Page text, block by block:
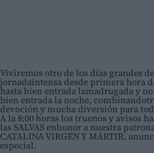
Viviremos otro de los días grandes
jornadaintensa desde primera hora
hasta bien entrada lamadrugada y
bien entrada la noche,
devoción y mucha diversión para
A la 8:00 horas los truenos y avisos
las SALVAS enhonor a nuestra
CATALINA VIRGEN Y MÁRTIR,
especial.